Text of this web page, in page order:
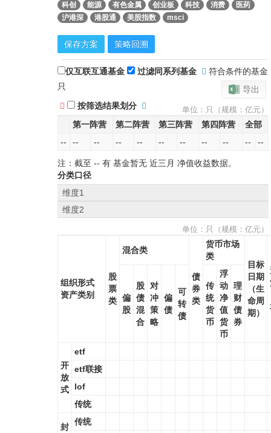
科创 能源 有色金属 创业板 科技 消费
医药
沪港深
港股通 美股指数 msci
保存方案 策略回溯
仅互联互通基金 过滤同系列基金
符合条件的基金
只
导出
按筛选结果划分
单位：只（规模：亿元）
第一阵营 第二阵营 第三阵营 第四阵营
全部
--
-- -- -- -- -- -- -- -- -- --
注：截至 -- 有 基金暂无 近三月 净值收益数据。
分类口径
维度1
维度2
单位：只（规模：亿元）
组织形式
资产类别
股
票
类
混合类
债
券
类
货币市场
类
目标
日期
（生
命周
期）
偏
股
股
债
混
合
对
冲
策
略
偏
债
可
转
债
传
统
货
币
浮
动
净
值
货
币
理
财
债
券
开
放
式
etf
etf联接
lof
传统
封
传统